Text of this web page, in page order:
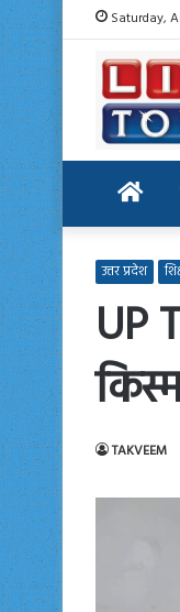
Saturday,
Home
उत्तर प्रदेश
UP
TAKVEEM